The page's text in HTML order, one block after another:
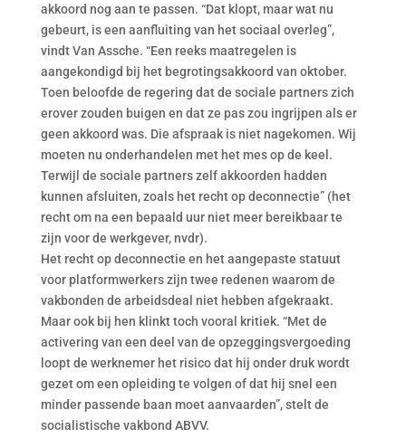
akkoord nog aan te passen. “Dat klopt, maar wat nu
gebeurt, is een aanfluiting van het sociaal overleg”,
vindt Van Assche. “Een reeks maatregelen is
aangekondigd bij het begrotingsakkoord van oktober.
Toen beloofde de regering dat de sociale partners zich
erover zouden buigen en dat ze pas zou ingrijpen als er
geen akkoord was. Die afspraak is niet nagekomen. Wij
moeten nu onderhandelen met het mes op de keel.
Terwijl de sociale partners zelf akkoorden hadden
kunnen afsluiten, zoals het recht op deconnectie” (het
recht om na een bepaald uur niet meer bereikbaar te
zijn voor de werkgever, nvdr).
Het recht op deconnectie en het aangepaste statuut
voor platformwerkers zijn twee redenen waarom de
vakbonden de arbeidsdeal niet hebben afgekraakt.
Maar ook bij hen klinkt toch vooral kritiek. “Met de
activering van een deel van de opzeggingsvergoeding
loopt de werknemer het risico dat hij onder druk wordt
gezet om een opleiding te volgen of dat hij snel een
minder passende baan moet aanvaarden”, stelt de
socialistische vakbond ABVV.